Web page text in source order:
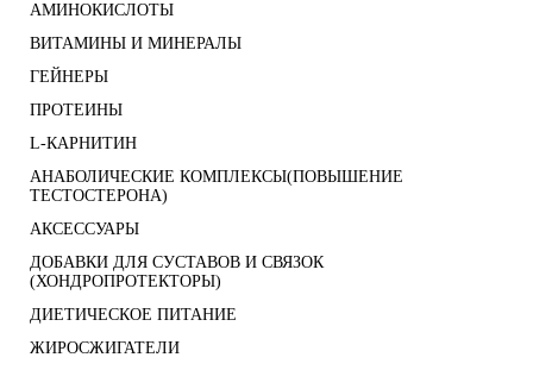
АМИНОКИСЛОТЫ
ВИТАМИНЫ И МИНЕРАЛЫ
ГЕЙНЕРЫ
ПРОТЕИНЫ
L-КАРНИТИН
АНАБОЛИЧЕСКИЕ КОМПЛЕКСЫ(ПОВЫШЕНИЕ
ТЕСТОСТЕРОНА)
АКСЕССУАРЫ
ДОБАВКИ ДЛЯ СУСТАВОВ И СВЯЗОК
(ХОНДРОПРОТЕКТОРЫ)
ДИЕТИЧЕСКОЕ ПИТАНИЕ
ЖИРОСЖИГАТЕЛИ